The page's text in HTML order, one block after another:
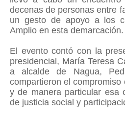
decenas de personas entre
un gesto de apoyo a los
Amplio en esta demarcación.
El evento contó con la
presidencial, María Teresa
a alcalde de Nagua,
compartieron el
y de manera particular esa
de justicia social y